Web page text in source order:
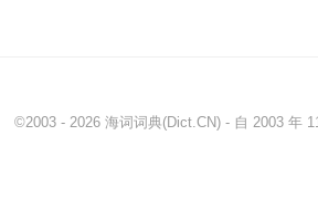
©2003 - 2026 海词词典(Dict.CN) - 自 2003 年